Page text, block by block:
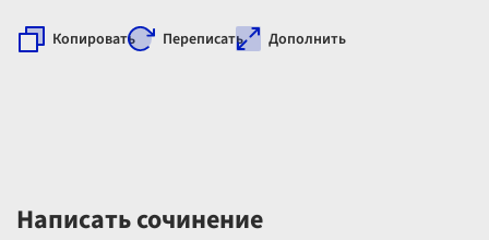
Копировать Переписать Дополнить
Написать сочинение